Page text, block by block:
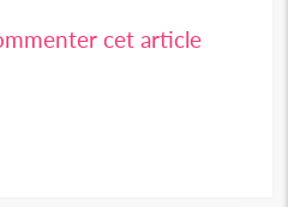
cet article